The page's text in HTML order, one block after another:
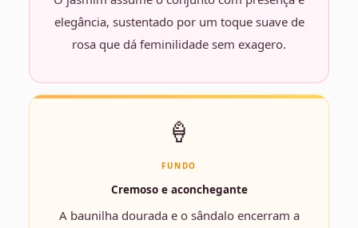
elegância, sustentado por um toque suave de
rosa que dá feminilidade sem exagero.
🍦
FUNDO
Cremoso e aconchegante
A baunilha dourada e o sândalo encerram a